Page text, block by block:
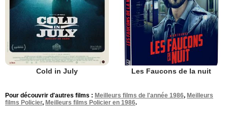
Cold in July Les Faucons de la nuit
Pour découvrir d'autres films : Meilleurs films de l'année 1986, Meilleurs
films Policier, Meilleurs films Policier en 1986.